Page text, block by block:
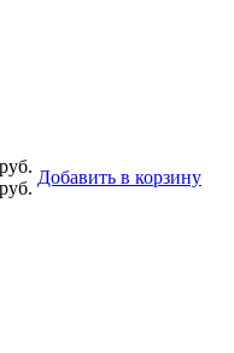
Добавить в корзину